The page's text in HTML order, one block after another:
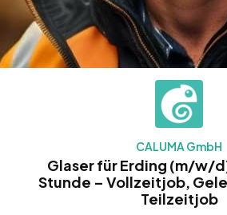
CALUMA GmbH
Glaser für Erding (m/w/
Stunde – Vollzeitjob,
Teilzeitjob